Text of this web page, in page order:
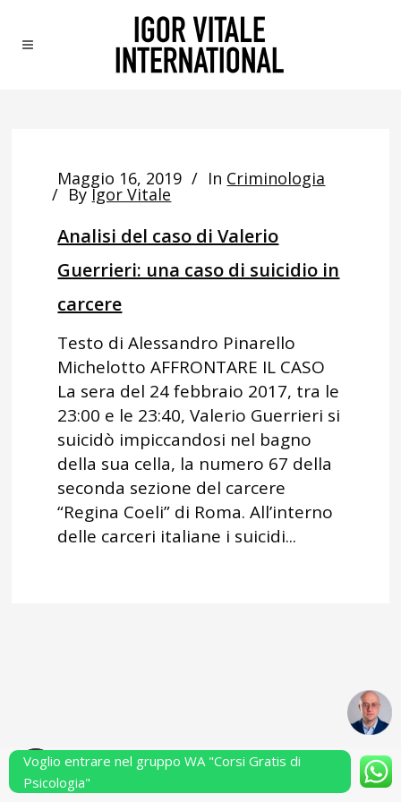
Maggio 16, 2019 In Criminologia
By Igor Vitale
Analisi del caso di Valerio
Guerrieri: una caso di suicidio in
carcere
Testo di Alessandro Pinarello
Michelotto AFFRONTARE IL CASO
La sera del 24 febbraio 2017, tra le
23:00 e le 23:40, Valerio Guerrieri si
suicidò impiccandosi nel bagno
della sua cella, la numero 67 della
seconda sezione del carcere
“Regina Coeli” di Roma. All’interno
delle carceri italiane i suicidi...
Powered by Performarsi S.a.s.
Voglio entrare nel gruppo WA "Corsi Gratis di
Psicologia"